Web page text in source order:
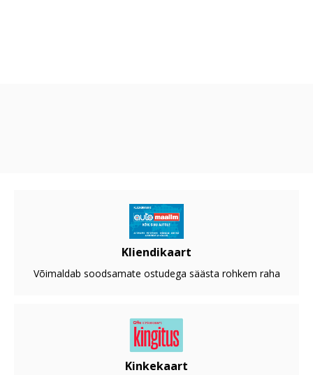
Kliendikaart
Võimaldab soodsamate ostudega säästa rohkem raha
Kinkekaart